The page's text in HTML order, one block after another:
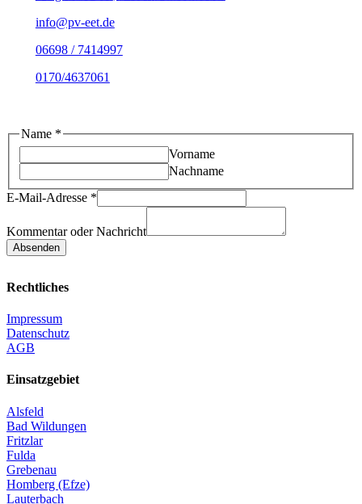
info@pv-eet.de
06698 / 7414997
0170/4637061
Name *
Vorname
Nachname
oder
Mail-
Adresse
Nachricht
E-Mail-Adresse *
Kommentar oder Nachricht
Absenden
Rechtliches
Impressum
Datenschutz
AGB
Einsatzgebiet
Alsfeld
Bad Wildungen
Fritzlar
Fulda
Grebenau
Homberg (Efze)
Lauterbach